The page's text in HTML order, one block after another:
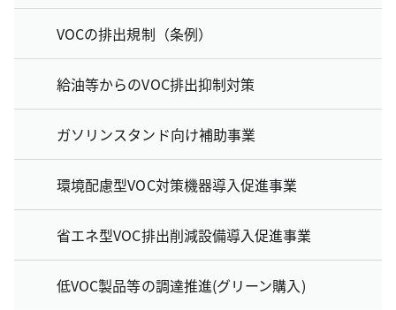
VOCの排出規制（条例）
給油等からのVOC排出抑制対策
ガソリンスタンド向け補助事業
環境配慮型VOC対策機器導入促進事業
省エネ型VOC排出削減設備導入促進事業
低VOC製品等の調達推進(グリーン購入)